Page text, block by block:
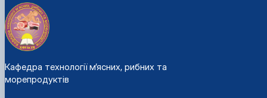
Кафедра технології м’ясних, рибних та
морепродуктів